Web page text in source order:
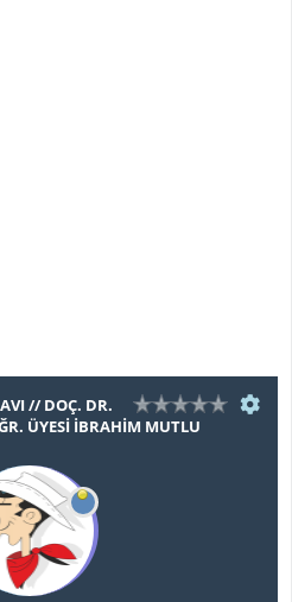
// DOÇ. DR.
ÜYESI İBRAHIM MUTLU